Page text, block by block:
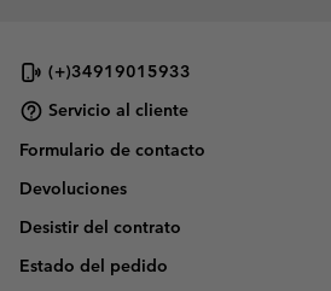
(+)34919015933
Servicio al cliente
Formulario de contacto
Devoluciones
Desistir del contrato
Estado del pedido